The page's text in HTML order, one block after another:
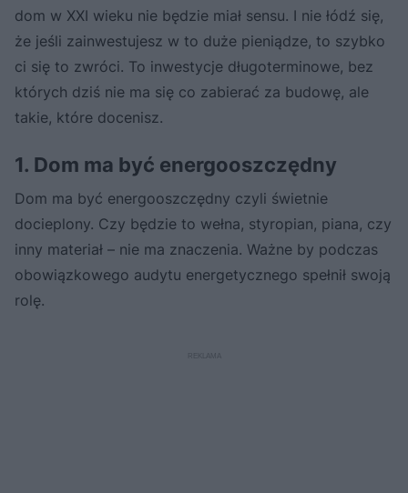
dom w XXI wieku nie będzie miał sensu. I nie łódź się,
że jeśli zainwestujesz w to duże pieniądze, to szybko
ci się to zwróci. To inwestycje długoterminowe, bez
których dziś nie ma się co zabierać za budowę, ale
takie, które docenisz.
1. Dom ma być energooszczędny
Dom ma być energooszczędny czyli świetnie
docieplony. Czy będzie to wełna, styropian, piana, czy
inny materiał – nie ma znaczenia. Ważne by podczas
obowiązkowego audytu energetycznego spełnił swoją
rolę.